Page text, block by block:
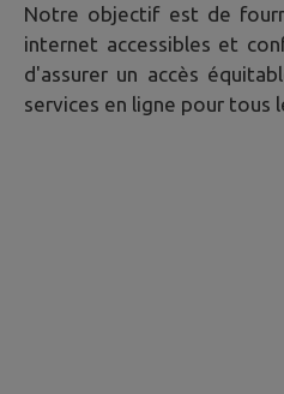
Notre objectif est de
internet accessibles et
d'assurer un accès
services en ligne pour tous